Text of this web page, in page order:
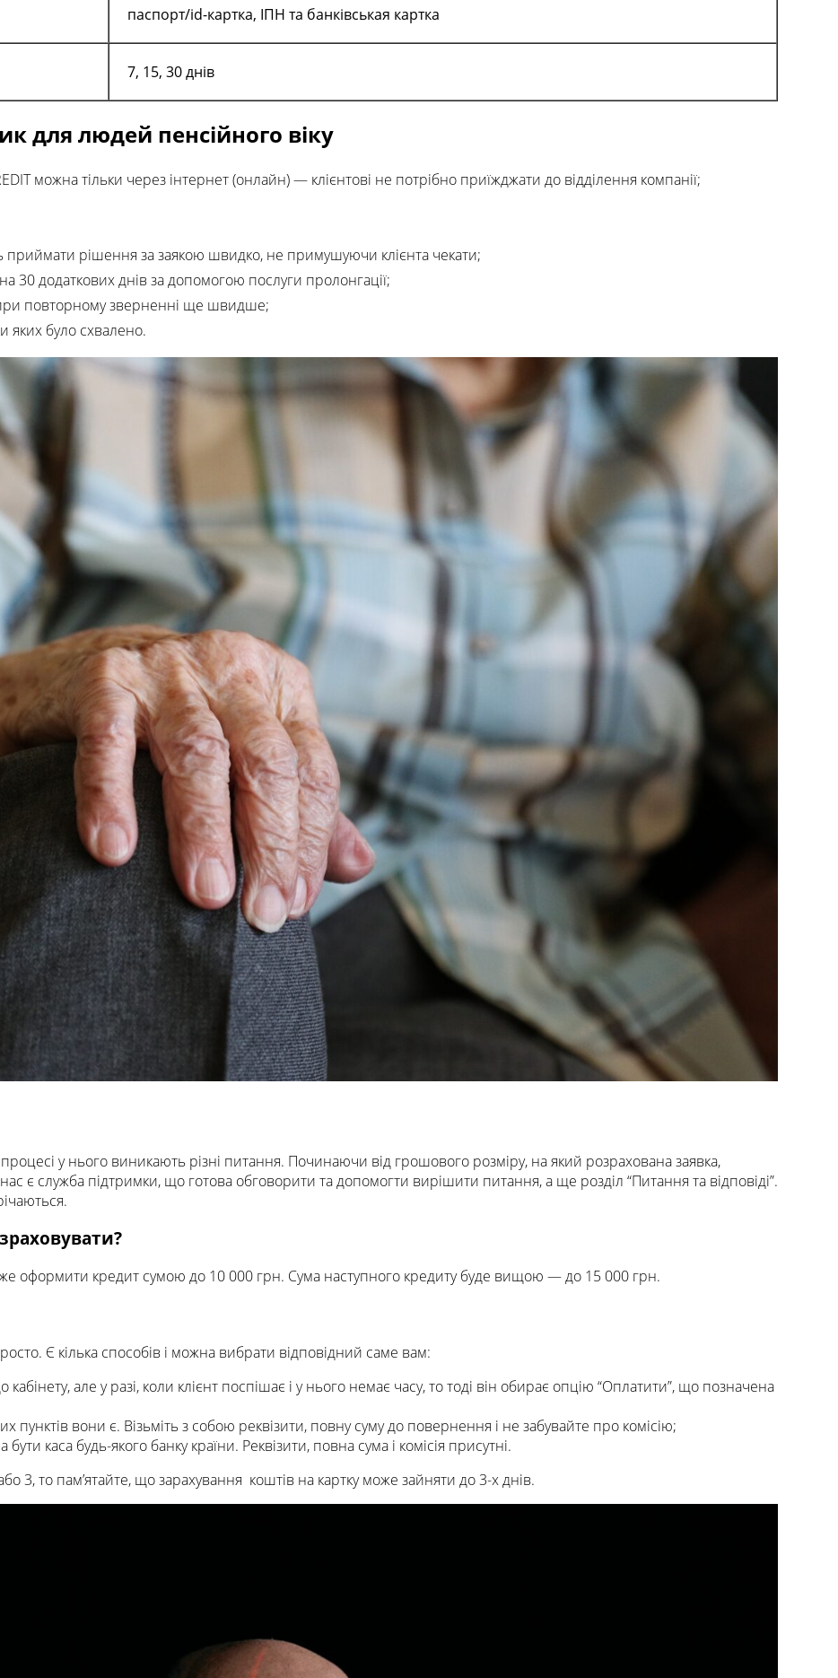
паспорт/id-картка, ІПН та банківськая картка
7, 15, 30 днів
для людей пенсійного віку
можна тільки через інтернет (онлайн) — клієнтові не потрібно приїжджати до відділення компанії;
приймати рішення за заякою швидко, не примушуючи клієнта чекати;
30 додаткових днів за допомогою послуги пролонгації;
повторному зверненні ще швидше;
яких було схвалено.
у нього виникають різні питання. Починаючи від грошового розміру, на який розрахована заявка,
є служба підтримки, що готова обговорити та допомогти вирішити питання, а ще розділ “Питання та відповіді”.
оформити кредит сумою до 10 000 грн. Сума наступного кредиту буде вищою — до 15 000 грн.
Є кілька способів і можна вибрати відповідний саме вам:
але у разі, коли клієнт поспішає і у нього немає часу, то тоді він обирає опцію “Оплатити”, що позначена
пунктів вони є. Візьміть з собою реквізити, повну суму до повернення і не забувайте про комісію;
каса будь-якого банку країни. Реквізити, повна сума і комісія присутні.
3, то пам’ятайте, що зарахування коштів на картку може зайняти до 3-х днів.